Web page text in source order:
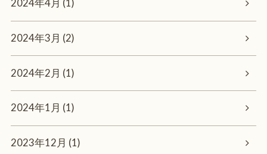
2024年4月 (1)
2024年3月 (2)
2024年2月 (1)
2024年1月 (1)
2023年12月 (1)